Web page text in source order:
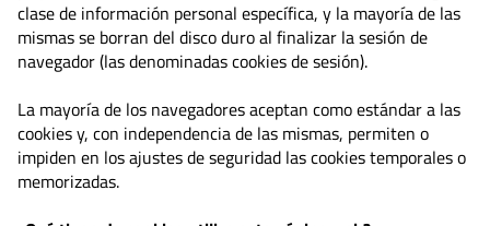
clase de información personal específica, y la mayoría de las
mismas se borran del disco duro al finalizar la sesión de
navegador (las denominadas cookies de sesión).
La mayoría de los navegadores aceptan como estándar a las
cookies y, con independencia de las mismas, permiten o
impiden en los ajustes de seguridad las cookies temporales o
memorizadas.